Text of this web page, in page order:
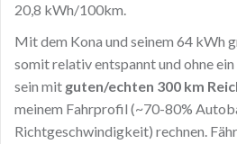
20,8 kWh/100km.
Mit dem Kona und seinem 64 kWh
somit relativ entspannt und ohne
sein mit guten/echten 300 km
meinem Fahrprofil (~70-80%
Richtgeschwindigkeit) rechnen.